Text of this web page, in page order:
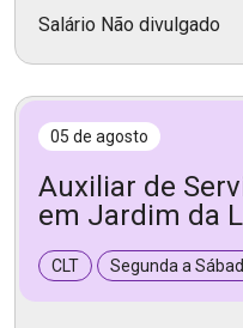
Salário Não divulgado
05 de agosto
Auxiliar de
em Jardim da
CLT Segunda a